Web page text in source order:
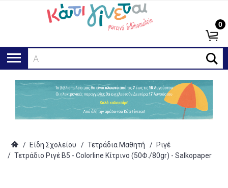
Αναζ
0
/ Είδη Σχολείου / Τετράδια Μαθητή / Ριγέ
/ Τετράδιο Ριγέ Β5 - Colorline Κίτρινο (50Φ./80gr) - Salkopaper